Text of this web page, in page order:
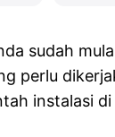
sudah
perlu
instalasi